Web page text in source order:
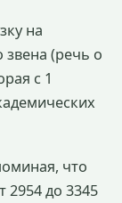
на
(речь о
с 1
что
2954 до 3345